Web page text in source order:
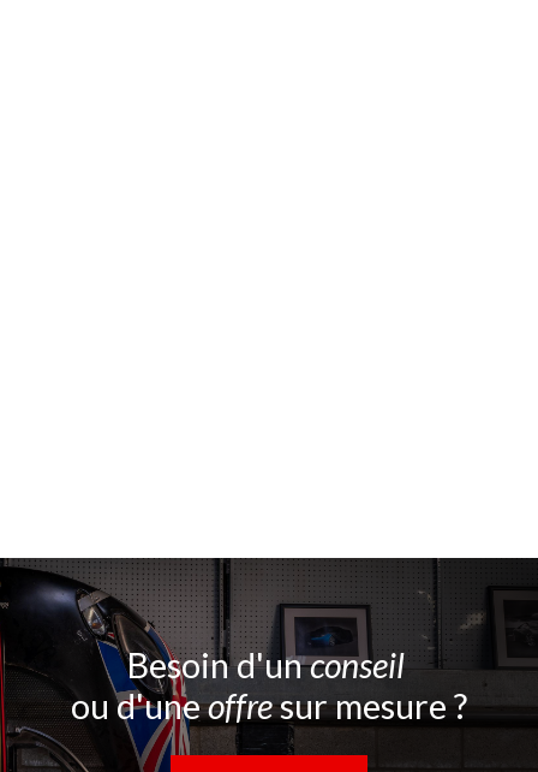
Besoin d'unconseil
ou d'uneoffresur mesure ?